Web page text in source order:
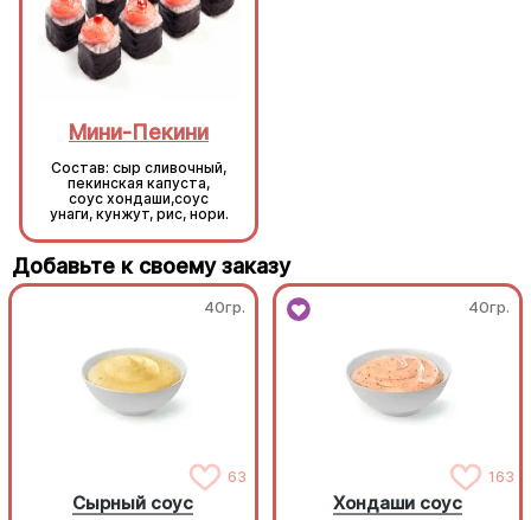
Мини-Пекини
Состав: сыр сливочный,
пекинская капуста,
соус хондаши,соус
унаги, кунжут, рис, нори.
Добавьте к своему заказу
40гр.
63
Сырный соус
40гр.
163
Хондаши соус